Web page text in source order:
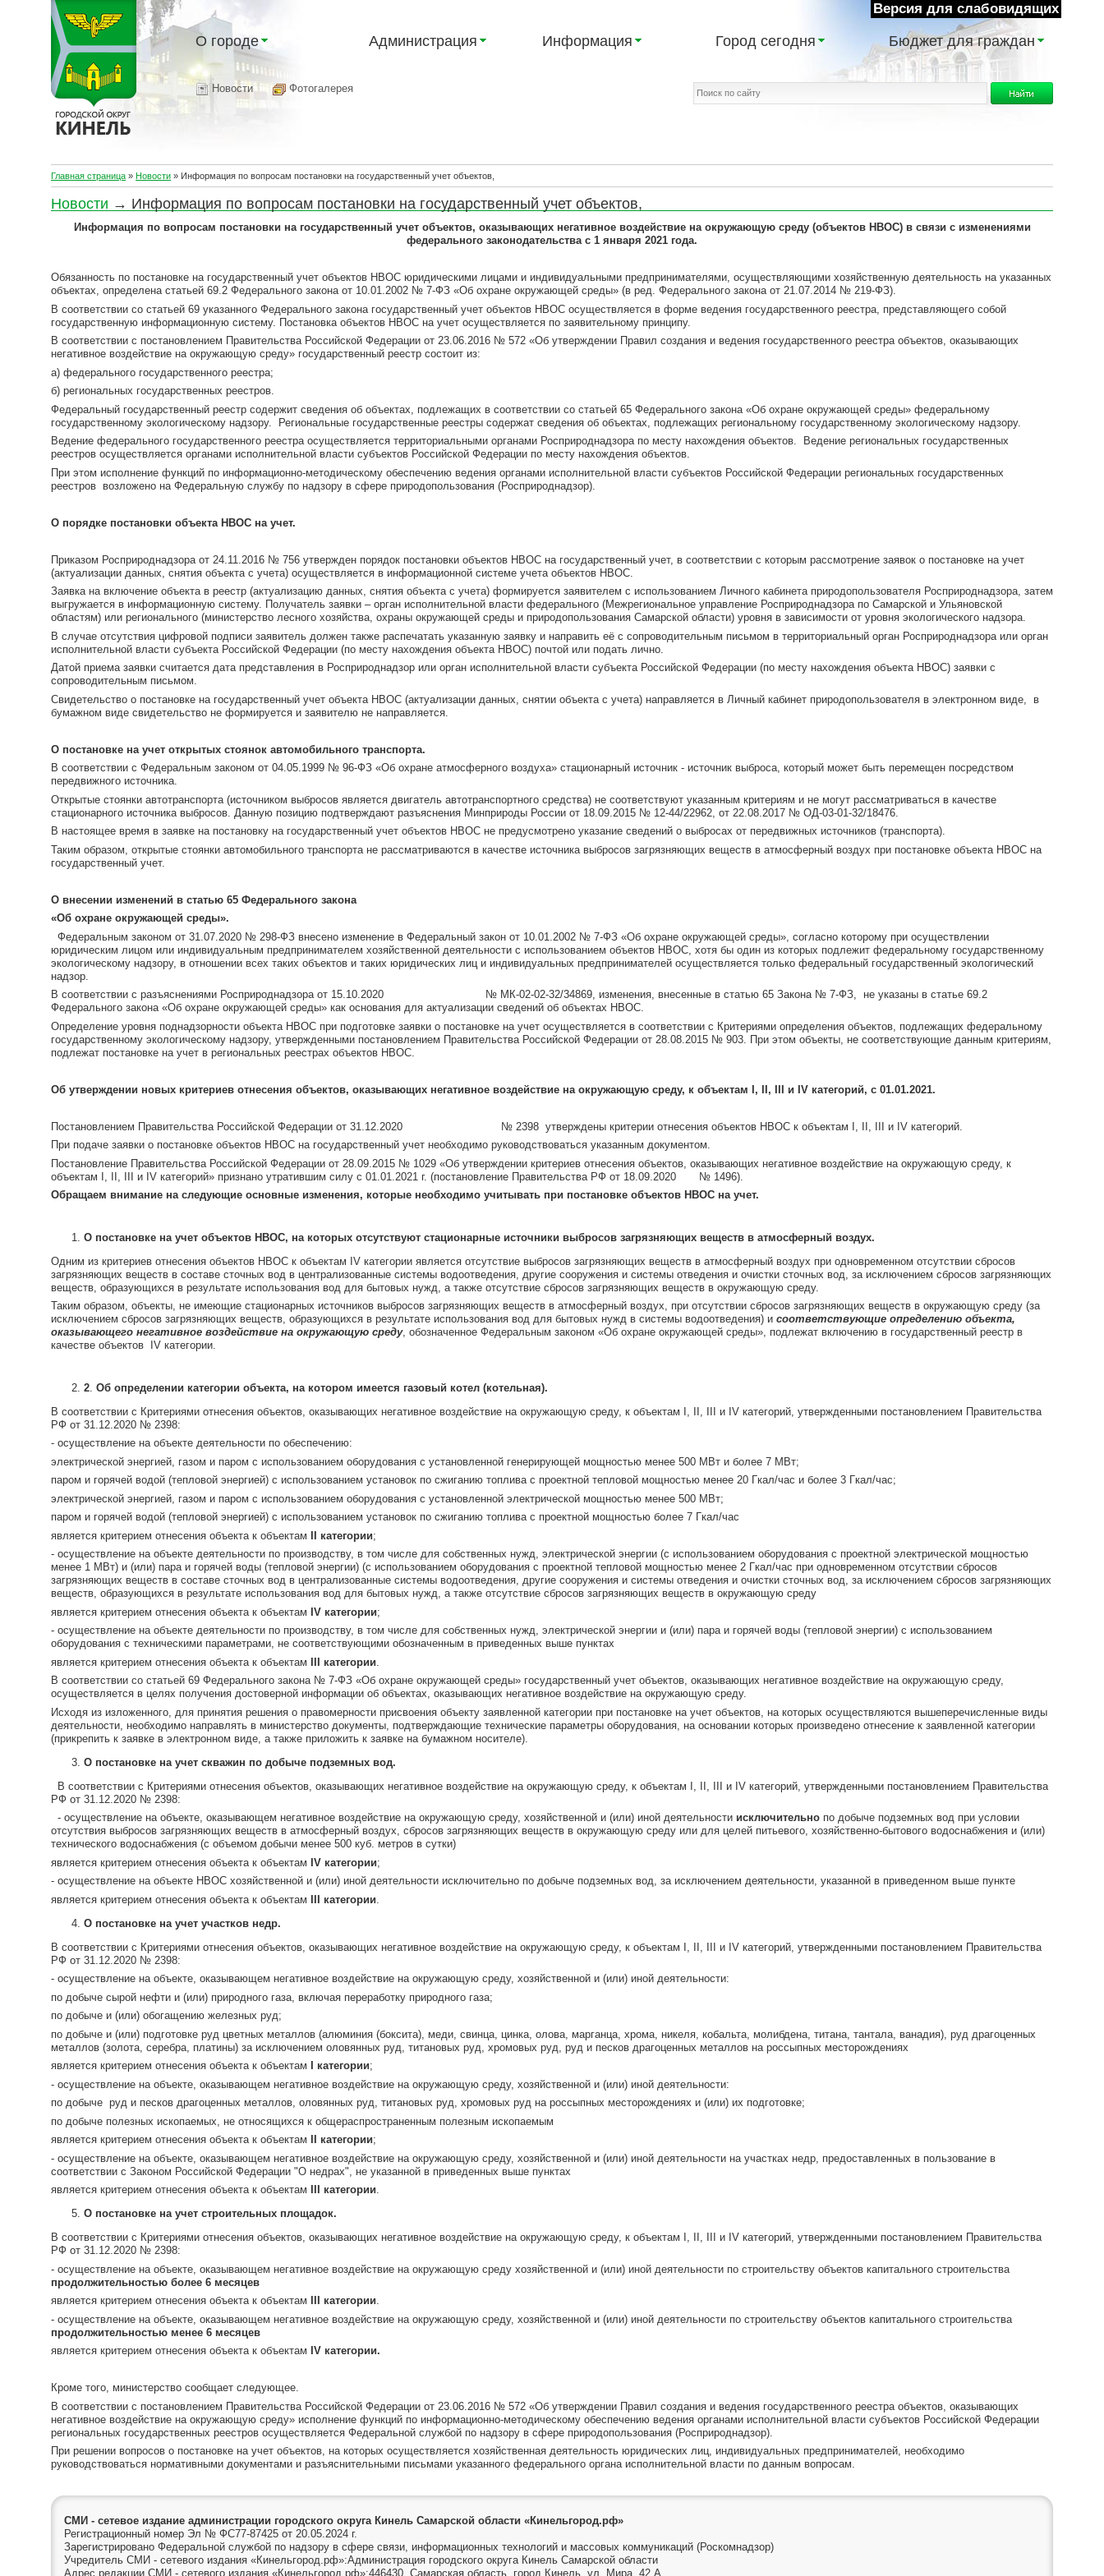
Версия для слабовидящих
О городе Администрация Информация Город сегодня Бюджет для граждан
Новости Фотогалерея
Главная страница » Новости » Информация по вопросам постановки на государственный учет объектов,
Новости → Информация по вопросам постановки на государственный учет объектов,
Информация по вопросам постановки на государственный учет объектов, оказывающих негативное воздействие на окружающую среду (объектов НВОС) в связи с изменениями
федерального законодательства с 1 января 2021 года.
Обязанность по постановке на государственный учет объектов НВОС юридическими лицами и индивидуальными предпринимателями, осуществляющими хозяйственную деятельность на указанных
объектах, определена статьей 69.2 Федерального закона от 10.01.2002 № 7-ФЗ «Об охране окружающей среды» (в ред. Федерального закона от 21.07.2014 № 219-ФЗ).
В соответствии со статьей 69 указанного Федерального закона государственный учет объектов НВОС осуществляется в форме ведения государственного реестра, представляющего собой
государственную информационную систему. Постановка объектов НВОС на учет осуществляется по заявительному принципу.
В соответствии с постановлением Правительства Российской Федерации от 23.06.2016 № 572 «Об утверждении Правил создания и ведения государственного реестра объектов, оказывающих
негативное воздействие на окружающую среду» государственный реестр состоит из:
а) федерального государственного реестра;
б) региональных государственных реестров.
Федеральный государственный реестр содержит сведения об объектах, подлежащих в соответствии со статьей 65 Федерального закона «Об охране окружающей среды» федеральному
государственному экологическому надзору. Региональные государственные реестры содержат сведения об объектах, подлежащих региональному государственному экологическому надзору.
Ведение федерального государственного реестра осуществляется территориальными органами Росприроднадзора по месту нахождения объектов. Ведение региональных государственных
реестров осуществляется органами исполнительной власти субъектов Российской Федерации по месту нахождения объектов.
При этом исполнение функций по информационно-методическому обеспечению ведения органами исполнительной власти субъектов Российской Федерации региональных государственных
реестров возложено на Федеральную службу по надзору в сфере природопользования (Росприроднадзор).
О порядке постановки объекта НВОС на учет.
Приказом Росприроднадзора от 24.11.2016 № 756 утвержден порядок постановки объектов НВОС на государственный учет, в соответствии с которым рассмотрение заявок о постановке на учет
(актуализации данных, снятия объекта с учета) осуществляется в информационной системе учета объектов НВОС.
Заявка на включение объекта в реестр (актуализацию данных, снятия объекта с учета) формируется заявителем с использованием Личного кабинета природопользователя Росприроднадзора, затем
выгружается в информационную систему. Получатель заявки – орган исполнительной власти федерального (Межрегиональное управление Росприроднадзора по Самарской и Ульяновской
областям) или регионального (министерство лесного хозяйства, охраны окружающей среды и природопользования Самарской области) уровня в зависимости от уровня экологического надзора.
В случае отсутствия цифровой подписи заявитель должен также распечатать указанную заявку и направить её с сопроводительным письмом в территориальный орган Росприроднадзора или орган
исполнительной власти субъекта Российской Федерации (по месту нахождения объекта НВОС) почтой или подать лично.
Датой приема заявки считается дата представления в Росприроднадзор или орган исполнительной власти субъекта Российской Федерации (по месту нахождения объекта НВОС) заявки с
сопроводительным письмом.
Свидетельство о постановке на государственный учет объекта НВОС (актуализации данных, снятии объекта с учета) направляется в Личный кабинет природопользователя в электронном виде, в
бумажном виде свидетельство не формируется и заявителю не направляется.
О постановке на учет открытых стоянок автомобильного транспорта.
В соответствии с Федеральным законом от 04.05.1999 № 96-ФЗ «Об охране атмосферного воздуха» стационарный источник - источник выброса, который может быть перемещен посредством
передвижного источника.
Открытые стоянки автотранспорта (источником выбросов является двигатель автотранспортного средства) не соответствуют указанным критериям и не могут рассматриваться в качестве
стационарного источника выбросов. Данную позицию подтверждают разъяснения Минприроды России от 18.09.2015 № 12-44/22962, от 22.08.2017 № ОД-03-01-32/18476.
В настоящее время в заявке на постановку на государственный учет объектов НВОС не предусмотрено указание сведений о выбросах от передвижных источников (транспорта).
Таким образом, открытые стоянки автомобильного транспорта не рассматриваются в качестве источника выбросов загрязняющих веществ в атмосферный воздух при постановке объекта НВОС на
государственный учет.
О внесении изменений в статью 65 Федерального закона
«Об охране окружающей среды».
Федеральным законом от 31.07.2020 № 298-ФЗ внесено изменение в Федеральный закон от 10.01.2002 № 7-ФЗ «Об охране окружающей среды», согласно которому при осуществлении
юридическим лицом или индивидуальным предпринимателем хозяйственной деятельности с использованием объектов НВОС, хотя бы один из которых подлежит федеральному государственному
экологическому надзору, в отношении всех таких объектов и таких юридических лиц и индивидуальных предпринимателей осуществляется только федеральный государственный экологический
надзор.
В соответствии с разъяснениями Росприроднадзора от 15.10.2020 № МК-02-02-32/34869, изменения, внесенные в статью 65 Закона № 7-ФЗ, не указаны в статье 69.2
Федерального закона «Об охране окружающей среды» как основания для актуализации сведений об объектах НВОС.
Определение уровня поднадзорности объекта НВОС при подготовке заявки о постановке на учет осуществляется в соответствии с Критериями определения объектов, подлежащих федеральному
государственному экологическому надзору, утвержденными постановлением Правительства Российской Федерации от 28.08.2015 № 903. При этом объекты, не соответствующие данным критериям,
подлежат постановке на учет в региональных реестрах объектов НВОС.
Об утверждении новых критериев отнесения объектов, оказывающих негативное воздействие на окружающую среду, к объектам I, II, III и IV категорий, с 01.01.2021.
Постановлением Правительства Российской Федерации от 31.12.2020 № 2398 утверждены критерии отнесения объектов НВОС к объектам I, II, III и IV категорий.
При подаче заявки о постановке объектов НВОС на государственный учет необходимо руководствоваться указанным документом.
Постановление Правительства Российской Федерации от 28.09.2015 № 1029 «Об утверждении критериев отнесения объектов, оказывающих негативное воздействие на окружающую среду, к
объектам I, II, III и IV категорий» признано утратившим силу с 01.01.2021 г. (постановление Правительства РФ от 18.09.2020 № 1496).
Обращаем внимание на следующие основные изменения, которые необходимо учитывать при постановке объектов НВОС на учет.
О постановке на учет объектов НВОС, на которых отсутствуют стационарные источники выбросов загрязняющих веществ в атмосферный воздух.
Одним из критериев отнесения объектов НВОС к объектам IV категории является отсутствие выбросов загрязняющих веществ в атмосферный воздух при одновременном отсутствии сбросов
загрязняющих веществ в составе сточных вод в централизованные системы водоотведения, другие сооружения и системы отведения и очистки сточных вод, за исключением сбросов загрязняющих
веществ, образующихся в результате использования вод для бытовых нужд, а также отсутствие сбросов загрязняющих веществ в окружающую среду.
Таким образом, объекты, не имеющие стационарных источников выбросов загрязняющих веществ в атмосферный воздух, при отсутствии сбросов загрязняющих веществ в окружающую среду (за
исключением сбросов загрязняющих веществ, образующихся в результате использования вод для бытовых нужд в системы водоотведения) и соответствующие определению объекта,
оказывающего негативное воздействие на окружающую среду, обозначенное Федеральным законом «Об охране окружающей среды», подлежат включению в государственный реестр в
качестве объектов IV категории.
2 Об определении категории объекта, на котором имеется газовый котел (котельная).
В соответствии с Критериями отнесения объектов, оказывающих негативное воздействие на окружающую среду, к объектам I, II, III и IV категорий, утвержденными постановлением Правительства
РФ от 31.12.2020 № 2398:
- осуществление на объекте деятельности по обеспечению:
электрической энергией, газом и паром с использованием оборудования с установленной генерирующей мощностью менее 500 МВт и более 7 МВт;
паром и горячей водой (тепловой энергией) с использованием установок по сжиганию топлива с проектной тепловой мощностью менее 20 Гкал/час и более 3 Гкал/час;
электрической энергией, газом и паром с использованием оборудования с установленной электрической мощностью менее 500 МВт;
паром и горячей водой (тепловой энергией) с использованием установок по сжиганию топлива с проектной мощностью более 7 Гкал/час
является критерием отнесения объекта к объектам II категории;
- осуществление на объекте деятельности по производству, в том числе для собственных нужд, электрической энергии (с использованием оборудования с проектной электрической мощностью
менее 1 МВт) и (или) пара и горячей воды (тепловой энергии) (с использованием оборудования с проектной тепловой мощностью менее 2 Гкал/час при одновременном отсутствии сбросов
загрязняющих веществ в составе сточных вод в централизованные системы водоотведения, другие сооружения и системы отведения и очистки сточных вод, за исключением сбросов загрязняющих
веществ, образующихся в результате использования вод для бытовых нужд, а также отсутствие сбросов загрязняющих веществ в окружающую среду
является критерием отнесения объекта к объектам IV категории;
- осуществление на объекте деятельности по производству, в том числе для собственных нужд, электрической энергии и (или) пара и горячей воды (тепловой энергии) с использованием
оборудования с техническими параметрами, не соответствующими обозначенным в приведенных выше пунктах
является критерием отнесения объекта к объектам III категории
В соответствии со статьей 69 Федерального закона № 7-ФЗ «Об охране окружающей среды» государственный учет объектов, оказывающих негативное воздействие на окружающую среду,
осуществляется в целях получения достоверной информации об объектах, оказывающих негативное воздействие на окружающую среду.
Исходя из изложенного, для принятия решения о правомерности присвоения объекту заявленной категории при постановке на учет объектов, на которых осуществляются вышеперечисленные виды
деятельности, необходимо направлять в министерство документы, подтверждающие технические параметры оборудования, на основании которых произведено отнесение к заявленной категории
(прикрепить к заявке в электронном виде, а также приложить к заявке на бумажном носителе).
О постановке на учет скважин по добыче подземных вод.
В соответствии с Критериями отнесения объектов, оказывающих негативное воздействие на окружающую среду, к объектам I, II, III и IV категорий, утвержденными постановлением Правительства
РФ от 31.12.2020 № 2398:
- осуществление на объекте, оказывающем негативное воздействие на окружающую среду, хозяйственной и (или) иной деятельности исключительно по добыче подземных вод при условии
отсутствия выбросов загрязняющих веществ в атмосферный воздух, сбросов загрязняющих веществ в окружающую среду или для целей питьевого, хозяйственно-бытового водоснабжения и (или)
технического водоснабжения (с объемом добычи менее 500 куб. метров в сутки)
является критерием отнесения объекта к объектам IV категории;
- осуществление на объекте НВОС хозяйственной и (или) иной деятельности исключительно по добыче подземных вод, за исключением деятельности, указанной в приведенном выше пункте
является критерием отнесения объекта к объектам III категории
О постановке на учет участков недр.
В соответствии с Критериями отнесения объектов, оказывающих негативное воздействие на окружающую среду, к объектам I, II, III и IV категорий, утвержденными постановлением Правительства
РФ от 31.12.2020 № 2398:
- осуществление на объекте, оказывающем негативное воздействие на окружающую среду, хозяйственной и (или) иной деятельности:
по добыче сырой нефти и (или) природного газа, включая переработку природного газа;
по добыче и (или) обогащению железных руд;
по добыче и (или) подготовке руд цветных металлов (алюминия (боксита), меди, свинца, цинка, олова, марганца, хрома, никеля, кобальта, молибдена, титана, тантала, ванадия), руд драгоценных
металлов (золота, серебра, платины) за исключением оловянных руд, титановых руд, хромовых руд, руд и песков драгоценных металлов на россыпных месторождениях
является критерием отнесения объекта к объектам
категории;
- осуществление на объекте, оказывающем негативное воздействие на окружающую среду, хозяйственной и (или) иной деятельности:
по добыче руд и песков драгоценных металлов, оловянных руд, титановых руд, хромовых руд на россыпных месторождениях и (или) их подготовке;
по добыче полезных ископаемых, не относящихся к общераспространенным полезным ископаемым
является критерием отнесения объекта к объектам
категории;
- осуществление на объекте, оказывающем негативное воздействие на окружающую среду, хозяйственной и (или) иной деятельности на участках недр, предоставленных в пользование в
соответствии с Законом Российской Федерации "О недрах", не указанной в приведенных выше пунктах
является критерием отнесения объекта к объектам
категории.
О постановке на учет строительных площадок.
В соответствии с Критериями отнесения объектов, оказывающих негативное воздействие на окружающую среду, к объектам I, II, III и IV категорий, утвержденными постановлением Правительства
РФ от 31.12.2020 № 2398:
- осуществление на объекте, оказывающем негативное воздействие на окружающую среду хозяйственной и (или) иной деятельности по строительству объектов капитального строительства
продолжительностью более 6 месяцев
является критерием отнесения объекта к объектам
категории.
- осуществление на объекте, оказывающем негативное воздействие на окружающую среду, хозяйственной и (или) иной деятельности по строительству объектов капитального строительства
продолжительностью менее 6 месяцев
является критерием отнесения объекта к объектам IV категории.
Кроме того, министерство сообщает следующее.
В соответствии с постановлением Правительства Российской Федерации от 23.06.2016 № 572 «Об утверждении Правил создания и ведения государственного реестра объектов, оказывающих
негативное воздействие на окружающую среду» исполнение функций по информационно-методическому обеспечению ведения органами исполнительной власти субъектов Российской Федерации
региональных государственных реестров осуществляется Федеральной службой по надзору в сфере природопользования (Росприроднадзор).
При решении вопросов о постановке на учет объектов, на которых осуществляется хозяйственная деятельность юридических лиц, индивидуальных предпринимателей, необходимо
руководствоваться нормативными документами и разъяснительными письмами указанного федерального органа исполнительной власти по данным вопросам.
СМИ - сетевое издание администрации городского округа Кинель Самарской области «Кинельгород.рф»
Регистрационный номер Эл № ФС77-87425 от 20.05.2024 г.
Зарегистрировано Федеральной службой по надзору в сфере связи, информационных технологий и массовых коммуникаций (Роскомнадзор)
Учредитель СМИ - сетевого издания «Кинельгород.рф»:Администрация городского округа Кинель Самарской области
Адрес редакции СМИ - сетевого издания «Кинельгород.рф»:446430, Самарская область, город Кинель, ул. Мира, 42 А